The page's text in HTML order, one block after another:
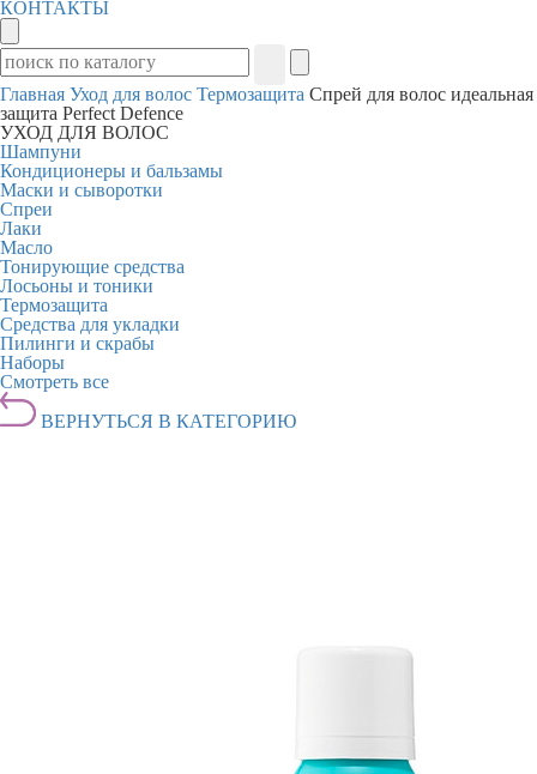
КОНТАКТЫ
Главная Уход для волос Термозащита Спрей для волос идеальная
защита Perfect Defence
УХОД ДЛЯ ВОЛОС
Шампуни
Кондиционеры и бальзамы
Маски и сыворотки
Спреи
Лаки
Масло
Тонирующие средства
Лосьоны и тоники
Термозащита
Средства для укладки
Пилинги и скрабы
Наборы
Смотреть все
ВЕРНУТЬСЯ В КАТЕГОРИЮ